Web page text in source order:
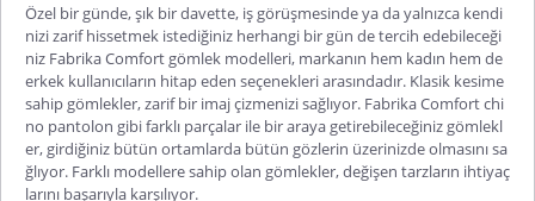
Özel bir günde, şık bir davette, iş görüşmesinde ya da yalnızca kendi
nizi zarif hissetmek istediğiniz herhangi bir gün de tercih edebileceği
niz Fabrika Comfort gömlek modelleri, markanın hem kadın hem de
erkek kullanıcıların hitap eden seçenekleri arasındadır. Klasik kesime
sahip gömlekler, zarif bir imaj çizmenizi sağlıyor. Fabrika Comfort chi
no pantolon gibi farklı parçalar ile bir araya getirebileceğiniz gömlekl
er, girdiğiniz bütün ortamlarda bütün gözlerin üzerinizde olmasını sa
ğlıyor. Farklı modellere sahip olan gömlekler, değişen tarzların ihtiyaç
larını başarıyla karşılıyor.